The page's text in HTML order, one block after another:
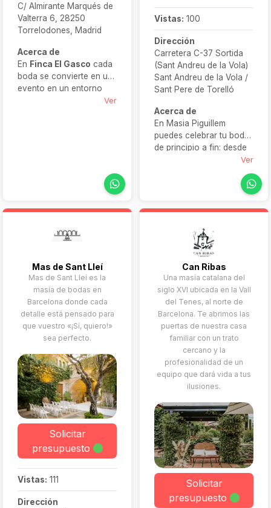
C/ Almirante Marqués de
Valterra 6, 28250
Torrelodones, Madrid
Acerca de
En Finca El Gasco cada
boda se convierte en un
evento en un entorno
equipo te acompaña en
hará de tu gran día una
Ver
Vistas: 100
Dirección
Carretera C-37 Sortida
(Sant Andreu de la Vola)
Sant Andreu de la Vola /
Sant Pere de Torelló
Acerca de
En Masia Piguillem
puedes celebrar tu boda
de principio a fin: desde
banquete, hasta la fiesta
final, todo en el mismo
opciones para espacios
esta masía te permite
disfrutar de cada etapa
de tu celebración en un
entorno natural,
exclusivo y cómodo.
Ver
Mas de Sant Lleí
Mas de Sant Lleí es la
masía de bodas en
Barcelona donde cada
detalle está pensado para
que vuestro «¡Sí, quiero!»
sea perfecto.
Solicitar
presupuesto
Vistas: 111
Dirección
Can Ribas
Una masía catalana del
siglo XVI ubicada en la Vall
del Tenes, al norte de
Barcelona. Te abrimos las
puertas de nuestra casa
familiar con un trato
cercano y la
profesionalidad de un
equipo que dará vida a tus
ilusiones.
Solicitar
presupuesto